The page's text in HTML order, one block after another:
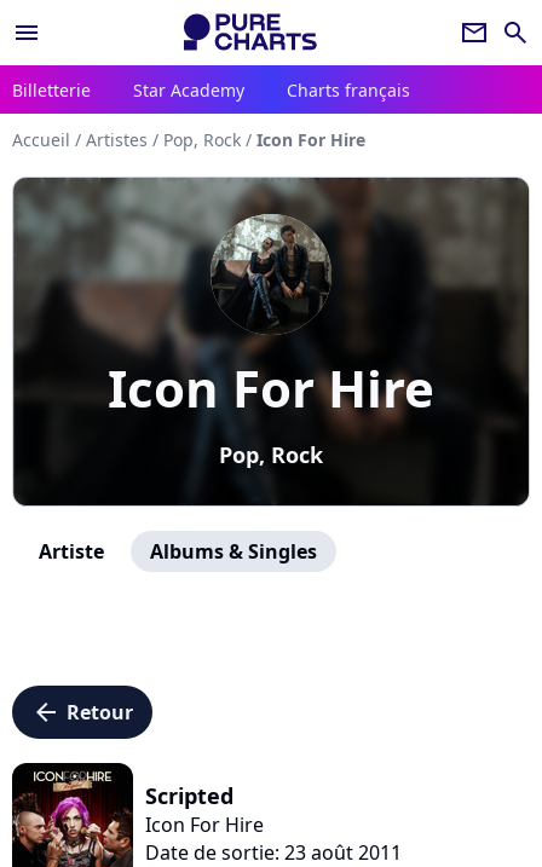
menu newsletter search
Billetterie Star Academy Charts français
Accueil / Artistes / Pop, Rock / Icon For Hire
Icon For Hire
Pop, Rock
Artiste Albums & Singles
arrow_left Retour
Scripted
Icon For Hire
Date de sortie: 23 août 2011